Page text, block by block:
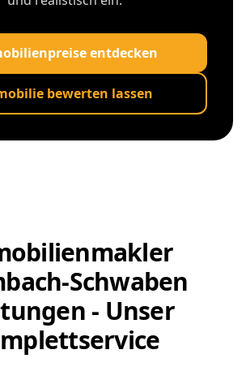
entdecken
bewerten lassen
Schwaben
- Unser